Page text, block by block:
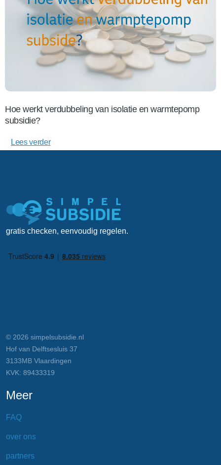
Hoe werkt verdubbeling van isolatie en warmtepomp
subsidie?
Lees verder
gratis checken, eenvoudig regelen.
© 2026 simpelsubsidie.nl
Hof van Delftsesluis 37
3133MB Vlaardingen
KVK: 89433319
Meer
FAQ
over ons
partners